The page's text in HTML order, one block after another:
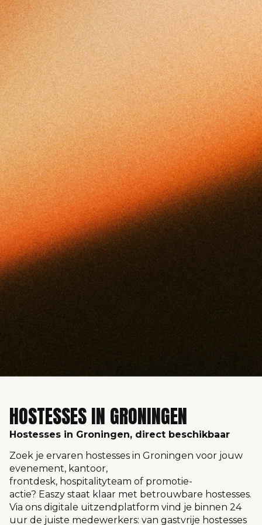
HOSTESSES IN GRONINGEN
Hostesses in Groningen, direct beschikbaar
Zoek je ervaren hostesses in Groningen voor jouw
evenement, kantoor,
frontdesk, hospitalityteam of promotie-
actie? Easzy staat klaar met betrouwbare hostesses.
Via ons digitale uitzendplatform vind je binnen 24
uur de juiste medewerkers: van gastvrije hostesses